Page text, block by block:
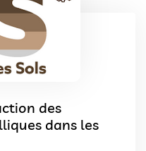
des
dans les